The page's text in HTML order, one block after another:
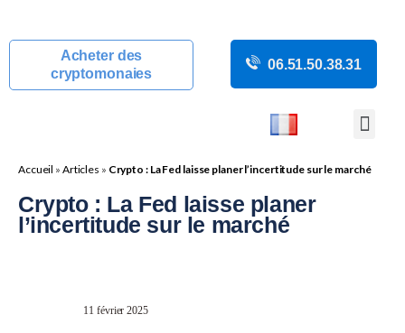
Acheter des
cryptomonaies
06.51.50.38.31
Accueil » Articles » Crypto : La Fed laisse planer l’incertitude sur le marché
Crypto : La Fed laisse planer
l’incertitude sur le marché
11 février 2025